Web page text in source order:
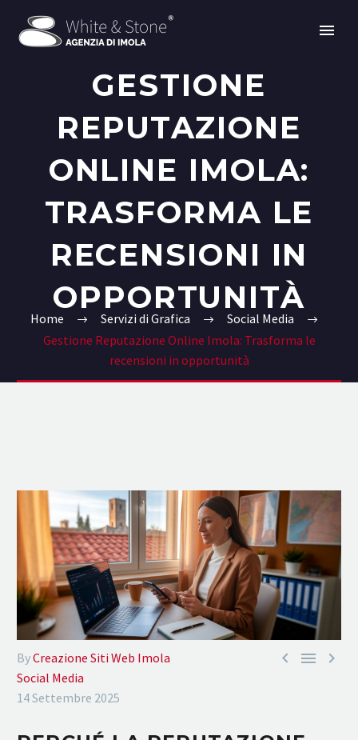
GESTIONE
REPUTAZIONE
ONLINE IMOLA:
TRASFORMA LE
RECENSIONI IN
OPPORTUNITÀ
Home Servizi di Grafica
Social Media
Gestione Reputazione Online Imola: Trasforma le
recensioni in opportunità
  
ByCreazione Siti Web Imola
Social Media
14 Settembre 2025